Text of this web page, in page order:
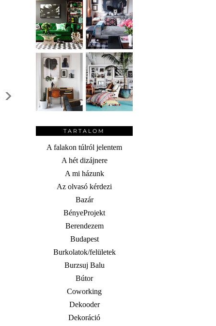
TARTALOM
A falakon túlról jelentem
A hét dizájnere
A mi házunk
Az olvasó kérdezi
Bazár
BényeProjekt
Berendezem
Budapest
Burkolatok/felületek
Burzsuj Balu
Bútor
Coworking
Dekooder
Dekoráció